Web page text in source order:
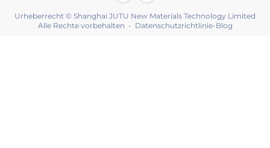
Urheberrecht © Shanghai JUTU New Materials Technology Limited
Alle Rechte vorbehalten - Datenschutzrichtlinie-Blog